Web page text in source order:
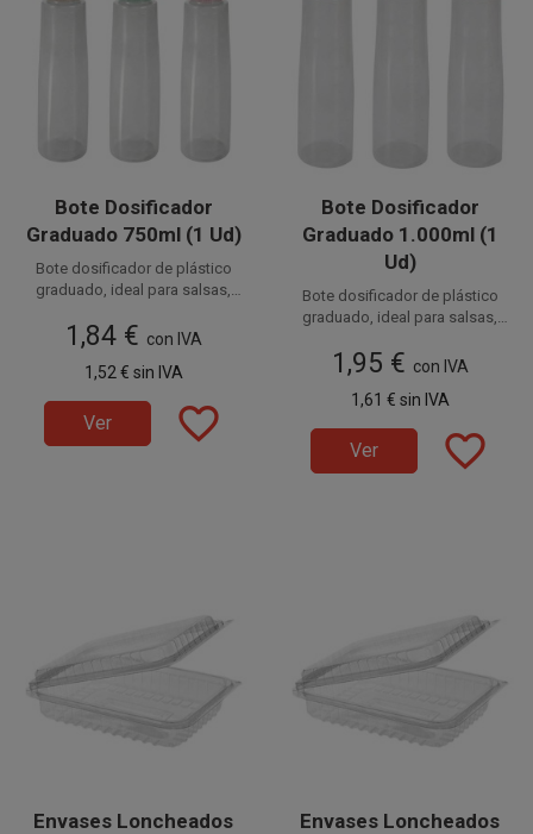
Bote Dosificador
Graduado 750ml (1 Ud)
Bote dosificador de plástico
graduado, ideal para salsas,
.
capacidad de 750ml.
1,84 € con IVA
1,52 € sin IVA
Ver favorite_border
Bote Dosificador
Graduado 1.000ml (1
Ud)
Bote dosificador de plástico
graduado, ideal para salsas,
.
capacidad de 1.000ml.
1,95 € con IVA
1,61 € sin IVA
Ver favorite_border
Envases Loncheados
Envases Loncheados